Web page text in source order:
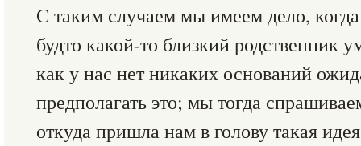
С таким случаем мы имеем дело,
будто какой-то близкий родственник
как у нас нет никаких оснований
предполагать это; мы тогда
откуда пришла нам в голову такая